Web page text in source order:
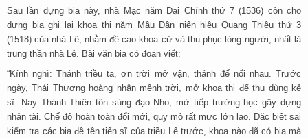
Sau lần dựng bia này, nhà Mạc năm Đại Chính thứ 7 (1536) còn cho
dựng bia ghi lại khoa thi năm Mậu Dần niên hiệu Quang Thiệu thứ 3
(1518) của nhà Lê, nhằm đề cao khoa cử và thu phục lòng người, nhất là
trung thần nhà Lê. Bài văn bia có đoạn viết:
“Kính nghĩ: Thánh triều ta, ơn trời mở vận, thánh đế nối nhau. Trước
ngày, Thái Thượng hoàng nhận mệnh trời, mở khoa thi để thu dùng kẻ
sĩ. Nay Thánh Thiên tôn sùng đạo Nho, mở tiếp trường học gây dựng
nhân tài. Chế độ hoàn toàn đổi mới, quy mô rất mực lớn lao. Đặc biệt sai
kiểm tra các bia đề tên tiến sĩ của triều Lê trước, khoa nào đã có bia mà